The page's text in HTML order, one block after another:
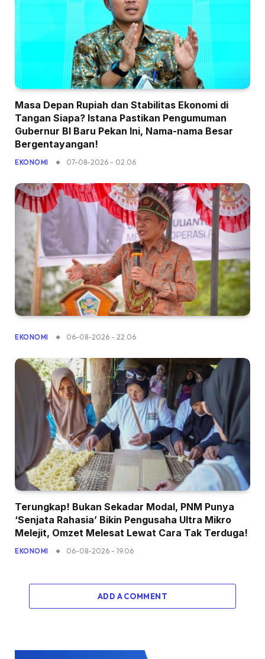
Masa Depan Rupiah dan Stabilitas Ekonomi di
Tangan Siapa? Istana Pastikan Pengumuman
Gubernur BI Baru Pekan Ini, Nama-nama Besar
Bergentayangan!
EKONOMI 07-08-2026 - 02.06
EKONOMI 06-08-2026 - 22.06
Terungkap! Bukan Sekadar Modal, PNM Punya
‘Senjata Rahasia’ Bikin Pengusaha Ultra Mikro
Melejit, Omzet Melesat Lewat Cara Tak Terduga!
EKONOMI 06-08-2026 - 19.06
ADD A COMMENT